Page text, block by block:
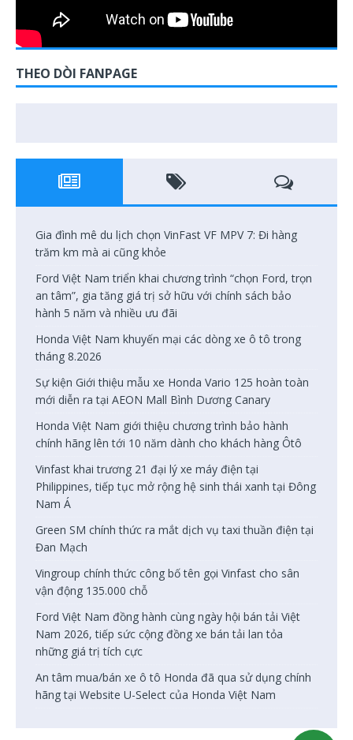
THEO DÒI FANPAGE
Gia đình mê du lịch chọn VinFast VF MPV 7: Đi hàng
trăm km mà ai cũng khỏe
Ford Việt Nam triển khai chương trình “chọn Ford, trọn
an tâm”, gia tăng giá trị sở hữu với chính sách bảo
hành 5 năm và nhiều ưu đãi
Honda Việt Nam khuyến mại các dòng xe ô tô trong
tháng 8.2026
Sự kiện Giới thiệu mẫu xe Honda Vario 125 hoàn toàn
mới diễn ra tại AEON Mall Bình Dương Canary
Honda Việt Nam giới thiệu chương trình bảo hành
chính hãng lên tới 10 năm dành cho khách hàng Ôtô
Vinfast khai trương 21 đại lý xe máy điện tại
Philippines, tiếp tục mở rộng hệ sinh thái xanh tại Đông
Nam Á
Green SM chính thức ra mắt dịch vụ taxi thuần điện tại
Đan Mạch
Vingroup chính thức công bố tên gọi Vinfast cho sân
vận động 135.000 chỗ
Ford Việt Nam đồng hành cùng ngày hội bán tải Việt
Nam 2026, tiếp sức cộng đồng xe bán tải lan tỏa
những giá trị tích cực
An tâm mua/bán xe ô tô Honda đã qua sử dụng chính
hãng tại Website U-Select của Honda Việt Nam